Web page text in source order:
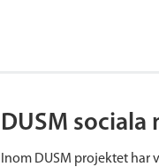
DUSM sociala
Inom DUSM projektet